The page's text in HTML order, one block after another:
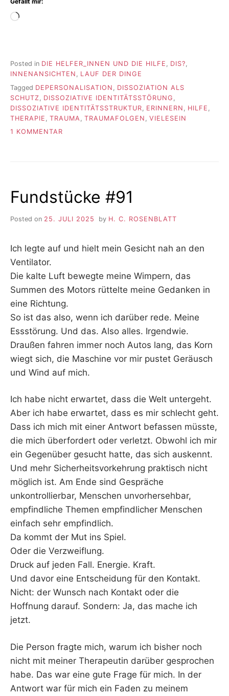
Wird
Posted in DIE HELFER_INNEN UND DIE HILFE , DIS?,
INNENANSICHTEN , LAUF DER DINGE
Tagged DEPERSONALISATION
DISSOZIATION ALS
SCHUTZ
DISSOZIATIVE IDENTITÄTSSTÖRUNG
DISSOZIATIVE IDENTITÄTSSTRUKTUR
ERINNERN HILFE
THERAPIE
TRAUMA TRAUMAFOLGEN
VIELESEIN
1 KOMMENTAR
Fundstücke #91
Posted on 25. JULI 2025 by H. C. ROSENBLATT
Ich legte auf und hielt mein Gesicht nah an den
Ventilator.
Die kalte Luft bewegte meine Wimpern, das
Summen des Motors rüttelte meine Gedanken in
eine Richtung.
So ist das also, wenn ich darüber rede. Meine
Essstörung. Und das. Also alles. Irgendwie.
Draußen fahren immer noch Autos lang, das Korn
wiegt sich, die Maschine vor mir pustet Geräusch
und Wind auf mich.
Ich habe nicht erwartet, dass die Welt untergeht.
Aber ich habe erwartet, dass es mir schlecht geht.
Dass ich mich mit einer Antwort befassen müsste,
die mich überfordert oder verletzt. Obwohl ich mir
ein Gegenüber gesucht hatte, das sich auskennt.
Und mehr Sicherheitsvorkehrung praktisch nicht
möglich ist. Am Ende sind Gespräche
unkontrollierbar, Menschen unvorhersehbar,
empfindliche Themen empfindlicher Menschen
einfach sehr empfindlich.
Da kommt der Mut ins Spiel.
Oder die Verzweiflung.
Druck auf jeden Fall. Energie. Kraft.
Und davor eine Entscheidung für den Kontakt.
Nicht: der Wunsch nach Kontakt oder die
Hoffnung darauf. Sondern: Ja, das mache ich
jetzt.
Die Person fragte mich, warum ich bisher noch
nicht mit meiner Therapeutin darüber gesprochen
habe. Das war eine gute Frage für mich. In der
Antwort war für mich ein Faden zu meinem